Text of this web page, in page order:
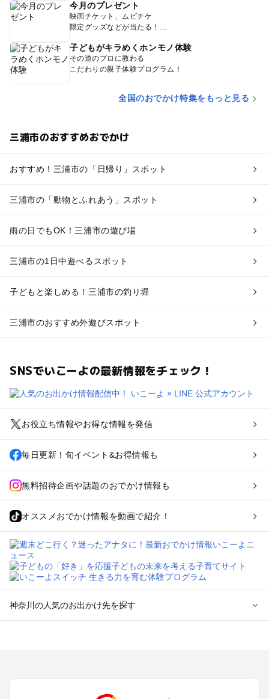
今月のプレゼント
映画チケット、ムビチケ
限定グッズなどが当たる！
子どもがキラめくホンモノ体験
その道のプロに教わる
こだわりの親子体験プログラム！
全国のおでかけ特集をもっと見る
三浦市のおすすめおでかけ
おすすめ！三浦市の「日帰り」スポット
三浦市の「動物とふれあう」スポット
雨の日でもOK！三浦市の遊び場
三浦市の1日中遊べるスポット
子どもと楽しめる！三浦市の釣り堀
三浦市のおすすめ外遊びスポット
SNSでいこーよの最新情報をチェック！
お役立ち情報やお得な情報を発信
毎日更新！旬イベント&お得情報も
無料招待企画や話題のおでかけ情報も
オススメおでかけ情報を動画で紹介！
神奈川の人気のお出かけ先を探す